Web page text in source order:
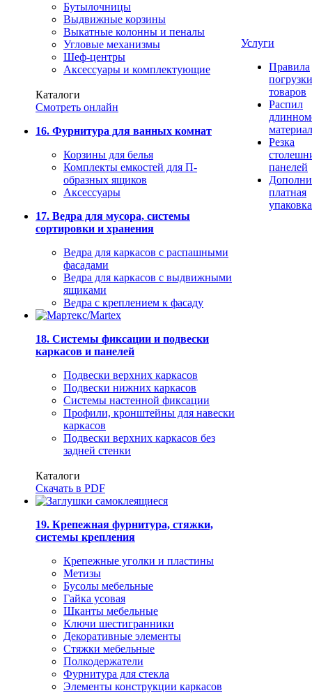
Бутылочницы
Выдвижные корзины
Выкатные колонны и пеналы
Угловые механизмы
Шеф-центры
Аксессуары и комплектующие
Каталоги
Смотреть онлайн
16. Фурнитура для ванных комнат
Корзины для белья
Комплекты емкостей для П-
образных ящиков
Аксессуары
17. Ведра для мусора, системы
сортировки и хранения
Ведра для каркасов с распашными
фасадами
Ведра для каркасов с выдвижными
ящиками
Ведра с креплением к фасаду
18. Системы фиксации и подвески
каркасов и панелей
Подвески верхних каркасов
Подвески нижних каркасов
Системы настенной фиксации
Профили, кронштейны для навески
каркасов
Подвески верхних каркасов без
задней стенки
Каталоги
Скачать в PDF
19. Крепежная фурнитура, стяжки,
системы крепления
Крепежные уголки и пластины
Метизы
Бусолы мебельные
Гайка усовая
Шканты мебельные
Ключи шестигранники
Декоративные элементы
Стяжки мебельные
Полкодержатели
Фурнитура для стекла
Элементы конструкции каркасов
Услуги
Правила
погрузки
товаров
Распил
Резка
панелей
платная
упаковка